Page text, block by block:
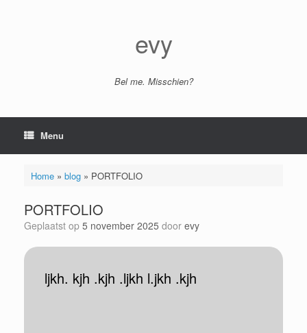
evy
Bel me. Misschien?
Menu
Home» blog» PORTFOLIO
PORTFOLIO
Geplaatst op 5 november 2025 door evy
ljkh. kjh .kjh .ljkh l.jkh .kjh